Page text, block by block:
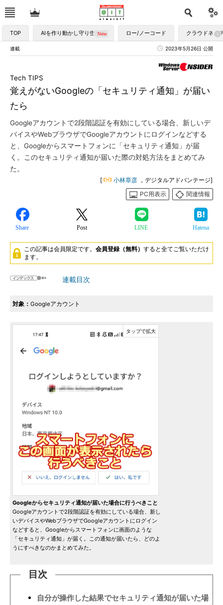
TOP AIを作り動かし守り生かす ロー/ノーコード クラウドネイ
連載 2023年5月26日 公開
覚えがないGoogleの「セキュリティ通知」が届い
たら
Tech TIPS
Googleアカウントで2段階認証を有効にしている場合、新しいデ
バイスやWebブラウザでGoogleアカウントにログインなどする
と、Googleからスマートフォンに「セキュリティ通知」が届
く。このセキュリティ通知が届いた際の対処方法をまとめてみ
た。
[ 小林章彦 ，デジタルアドバンテージ]
PC用表示
関連情報
Share Post LINE Hatena
この記事は会員限定です。 会員登録（無料） すると全てご覧いただけ
ます。
連載目次
対象： Googleアカウント
Googleからセキュリティ通知が届いた場合に行うべきこと
Googleアカウントで2段階認証を有効にしている場合、新し
いデバイスやWebブラウザでGoogleアカウントにログイン
などすると、Googleからスマートフォンに画面のような
「セキュリティ通知」が届く。この通知が届いたら、どのよ
うにすべきなのかまとめてみた。
目次
自分が操作した結果でセキュリティ通知が届いた場